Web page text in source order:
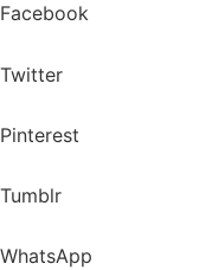
Facebook
Twitter
Pinterest
Tumblr
WhatsApp